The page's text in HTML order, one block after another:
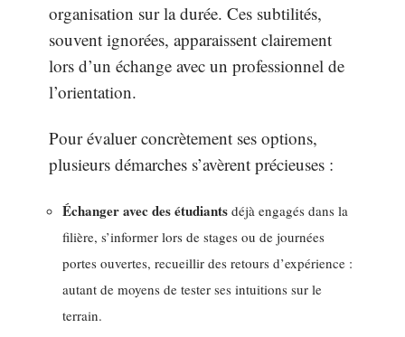
organisation sur la durée. Ces subtilités,
souvent ignorées, apparaissent clairement
lors d’un échange avec un professionnel de
l’orientation.
Pour évaluer concrètement ses options,
plusieurs démarches s’avèrent précieuses :
Échanger avec des étudiants déjà engagés dans la
filière, s’informer lors de stages ou de journées
portes ouvertes, recueillir des retours d’expérience :
autant de moyens de tester ses intuitions sur le
terrain.